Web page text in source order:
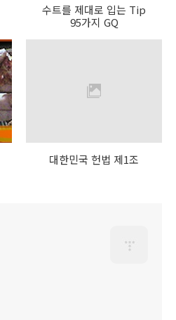
수트를 제대로 입는 Tip
95가지 GQ
대한민국 헌법 제1조